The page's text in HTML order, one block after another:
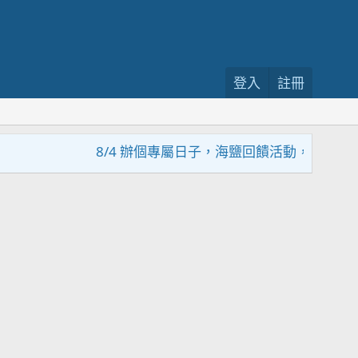
登入 註冊
8/4 辦個專屬日子，海鹽回饋活動，大家趕緊來